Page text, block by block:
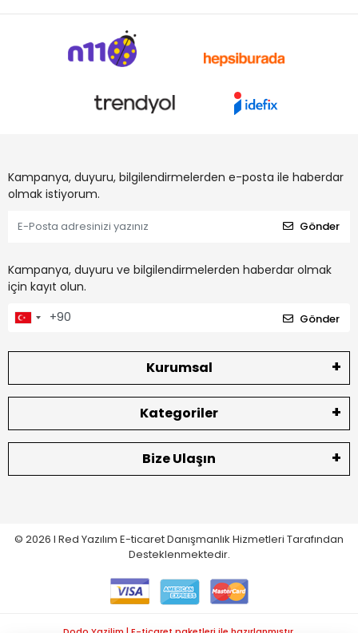
Kampanya, duyuru, bilgilendirmelerden e-posta ile haberdar
olmak istiyorum.
Gönder
Kampanya, duyuru ve bilgilendirmelerden haberdar olmak
için kayıt olun.
Gönder
Kurumsal
Kategoriler
Bize Ulaşın
© 2026 I Red Yazılım E-ticaretDanışmanlık Hizmetleri Tarafından
Desteklenmektedir.